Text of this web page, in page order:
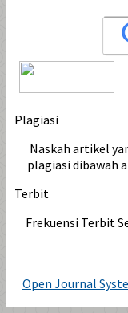
Plagiasi
Naskah artikel
plagiasi dibawah
Terbit
Frekuensi Terbit
Open Journal